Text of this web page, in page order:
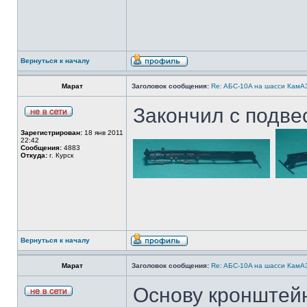
Вернуться к началу
Марат Заголовок сообщения: Re: AБС-10A на шасси
Зарегистрирован: 18 янв 2011
22:42
Сообщения: 4883
Откуда: г. Курск
Закончил с
Вернуться к началу
Марат Заголовок сообщения: Re: AБС-10A на шасси
Основу